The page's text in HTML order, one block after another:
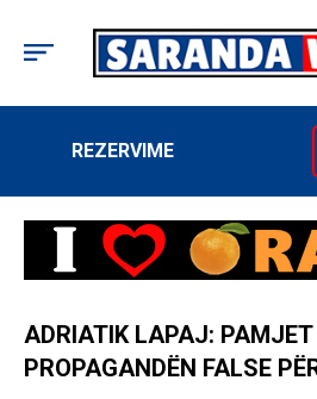
REZERVIME
ADRIATIK LAPAJ: PAMJET
PROPAGANDËN FALSE